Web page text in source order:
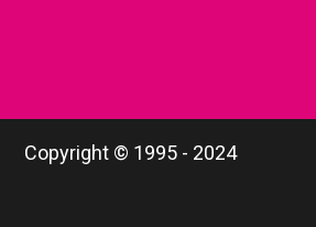
Copyright © 1995 - 2024